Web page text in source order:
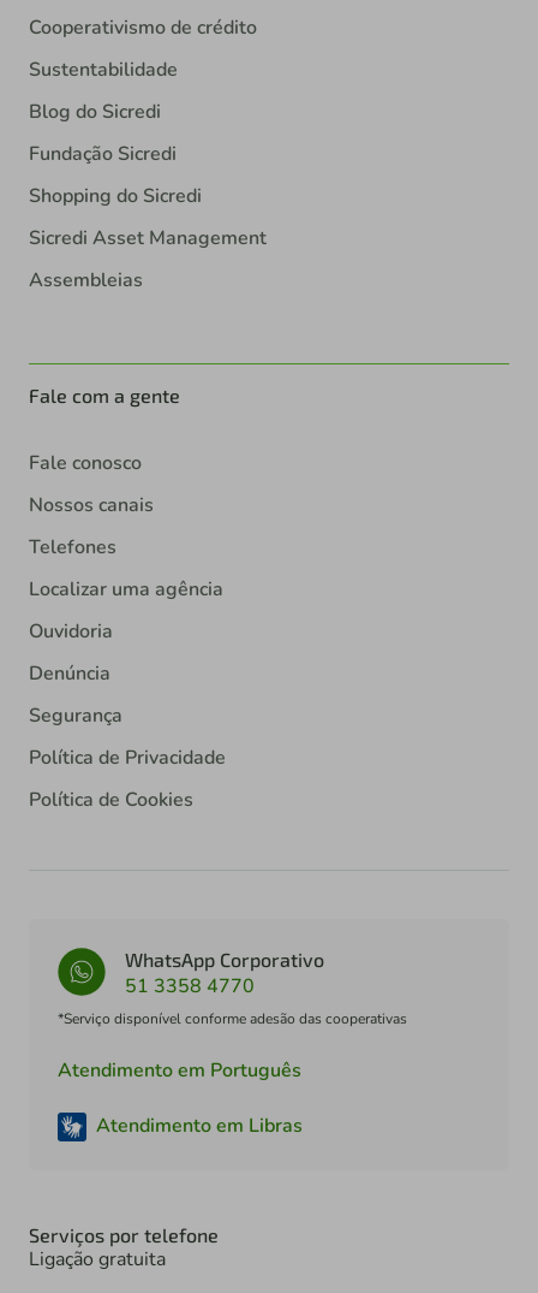
Cooperativismo de crédito
Sustentabilidade
Blog do Sicredi
Fundação Sicredi
Shopping do Sicredi
Sicredi Asset Management
Assembleias
Fale com a gente
Fale conosco
Nossos canais
Telefones
Localizar uma agência
Ouvidoria
Denúncia
Segurança
Política de Privacidade
Política de Cookies
WhatsApp Corporativo
51 3358 4770
*Serviço disponível conforme adesão das cooperativas
Atendimento em Português
Atendimento em Libras
Serviços por telefone
Ligação gratuita